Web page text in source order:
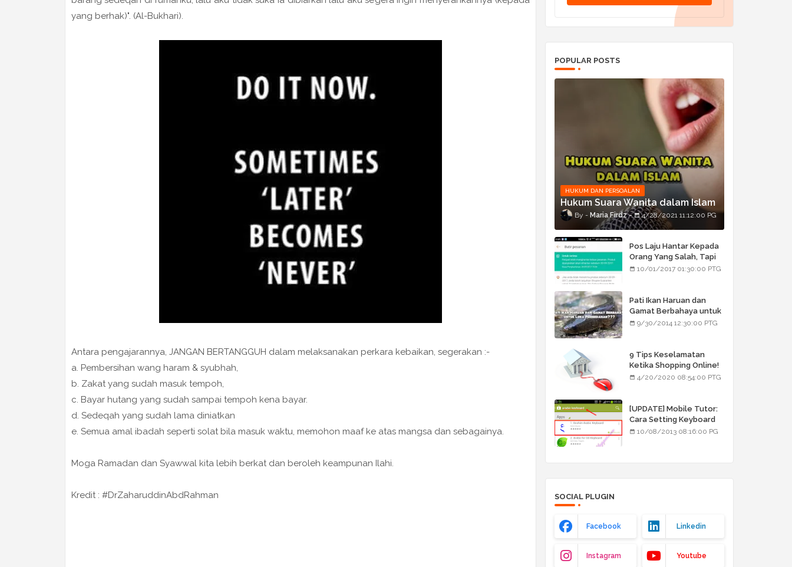
yang berhak)". (Al-Bukhari).
Antara pengajarannya, JANGAN BERTANGGUH dalam melaksanakan perkara kebaikan, segerakan :-
a. Pembersihan wang haram & syubhah,
b. Zakat yang sudah masuk tempoh,
c. Bayar hutang yang sudah sampai tempoh kena bayar.
d. Sedeqah yang sudah lama diniatkan
e. Semua amal ibadah seperti solat bila masuk waktu, memohon maaf ke atas mangsa dan sebagainya.
Moga Ramadan dan Syawwal kita lebih berkat dan beroleh keampunan Ilahi.
Kredit : #DrZaharuddinAbdRahman
POPULAR POSTS
HUKUM DAN PERSOALAN
Hukum Suara Wanita dalam Islam
Maria Firdz 4/28/2021 11:12:00 PG
Pos Laju Hantar Kepada
Orang Yang Salah, Tapi
Orang Tu Pula Terima
10/01/2017 01:30:00 PTG
Pati Ikan Haruan dan
Gamat Berbahaya untuk
Luka Pembedahan???
9/30/2014 12:30:00 PTG
9 Tips Keselamatan
Ketika Shopping Online!
4/20/2020 08:54:00 PTG
[UPDATE] Mobile Tutor:
Cara Setting Keyboard
Arab/Jawi
10/08/2013 08:16:00 PG
SOCIAL PLUGIN
Facebook Linkedin
Instagram Youtube